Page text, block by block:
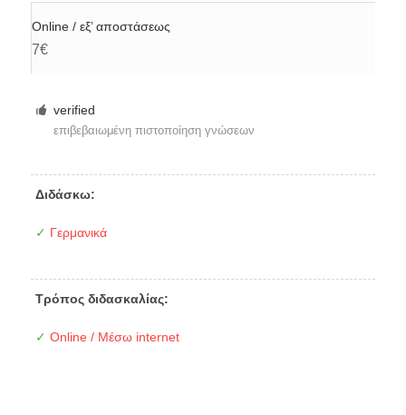
Online / εξ’ αποστάσεως
7€
verified
επιβεβαιωμένη πιστοποίηση γνώσεων
Διδάσκω:
✓ Γερμανικά
Τρόπος διδασκαλίας:
✓ Online / Μέσω internet